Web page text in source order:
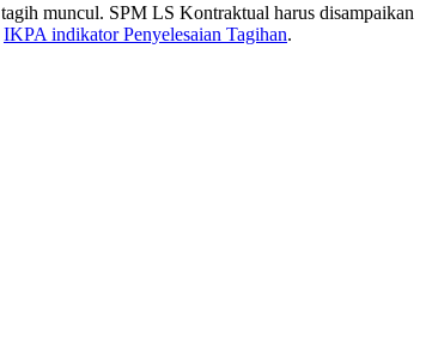
muncul. SPM LS Kontraktual harus disampaikan
IKPA indikator Penyelesaian Tagihan.